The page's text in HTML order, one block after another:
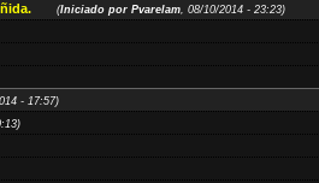
(Iniciado por Pvarelam, 08/10/2014 - 23:23)
- 17:57)